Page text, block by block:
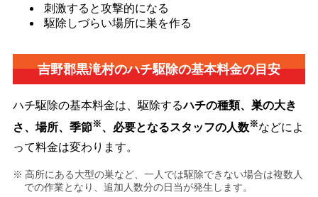
刺激すると攻撃的になる
駆除しづらい場所に巣を作る
吉野郡黒滝村のハチ駆除の基本料金の目安
ハチ駆除の基本料金は、駆除するハチの種類、巣の大き
さ、場所、季節※、必要となるスタッフの人数※などによ
って料金は変わります。
高所にある大型の巣など、一人では駆除できない場合は複数人
での作業となり、追加人数分の日当が発生します。